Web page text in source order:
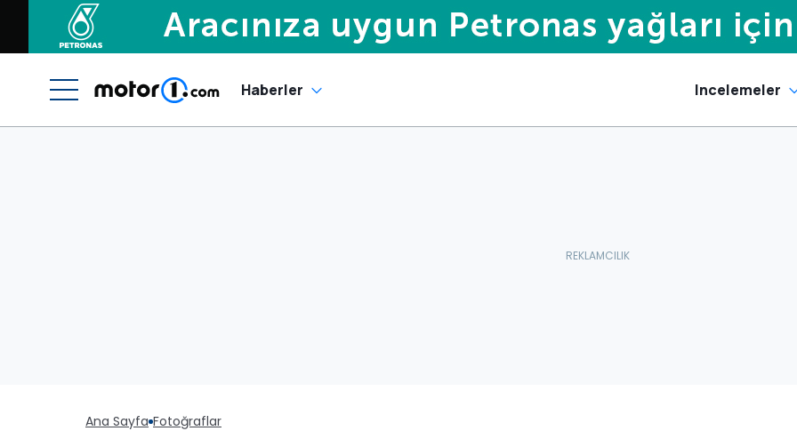
Haberler Incelemeler
Ana Sayfa Fotoğraflar